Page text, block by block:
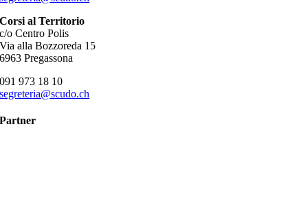
Corsi al Territorio
c/o Centro Polis
Via alla Bozzoreda 15
6963 Pregassona
091 973 18 10
segreteria@scudo.ch
Partner